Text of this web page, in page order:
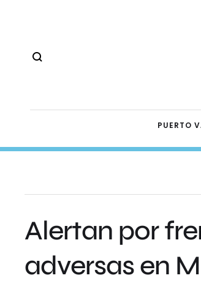
PUERTO
Alertan por
adversas en